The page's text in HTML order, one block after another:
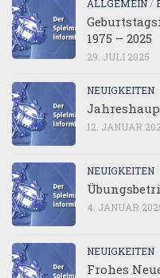
ALLGEMEIN /
1975 – 2025
29. JULI 2025
NEUIGKEITEN
12. JANUAR
NEUIGKEITEN
4. JANUAR
NEUIGKEITEN
Frohes